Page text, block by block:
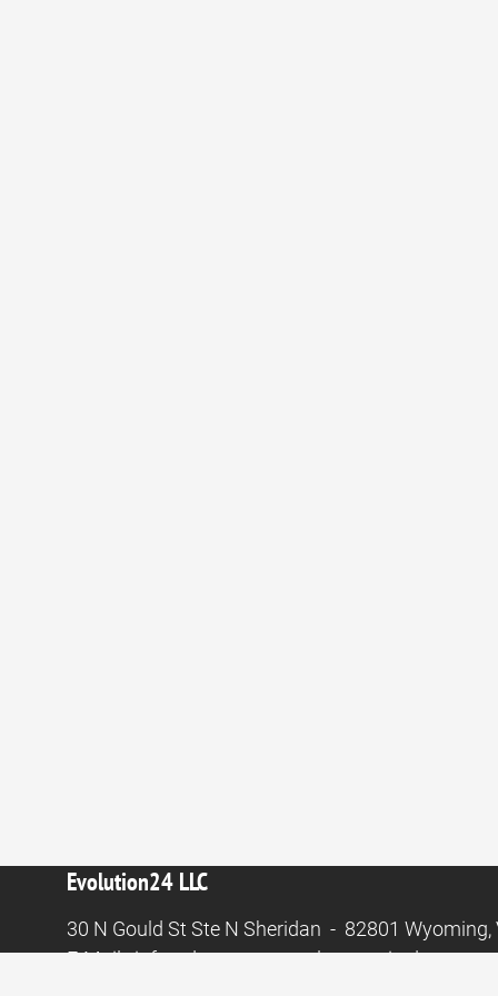
Evolution24 LLC
30 N Gould St Ste N Sheridan - 82801
E-Mail:info@das-greentravel-magazin.de